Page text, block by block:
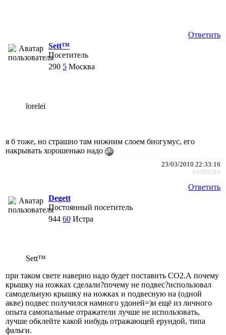
Ответить
Sett™
Посетитель
290 5 Москва
lorelei
я б тоже, но страшно там нижним слоем биогумус, его
накрывать хорошенько надо
23/03/2010 22:33:16
#1089383
Ответить
Degett
Постоянный посетитель
944 60 Истра
Sett™
при таком свете наверно надо будет поставить СО2.А почему
крышку на ножках сделали?почему не подвес?использовал
самодельную крышку на ножках и подвесную на (одной
акве) подвес получился намного удоней=)и ещё из личного
опыта самопальные отражатели лучше не использовать,
лучше обклейте какой нибудь отражающей ерундой, типа
фальги.